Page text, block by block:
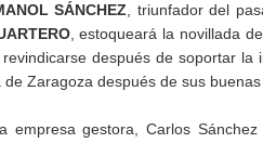
SÁNCHEZ , triunfador del
, estoqueará la novillada
después de soportar
Zaragoza después de sus
empresa gestora, Carlos